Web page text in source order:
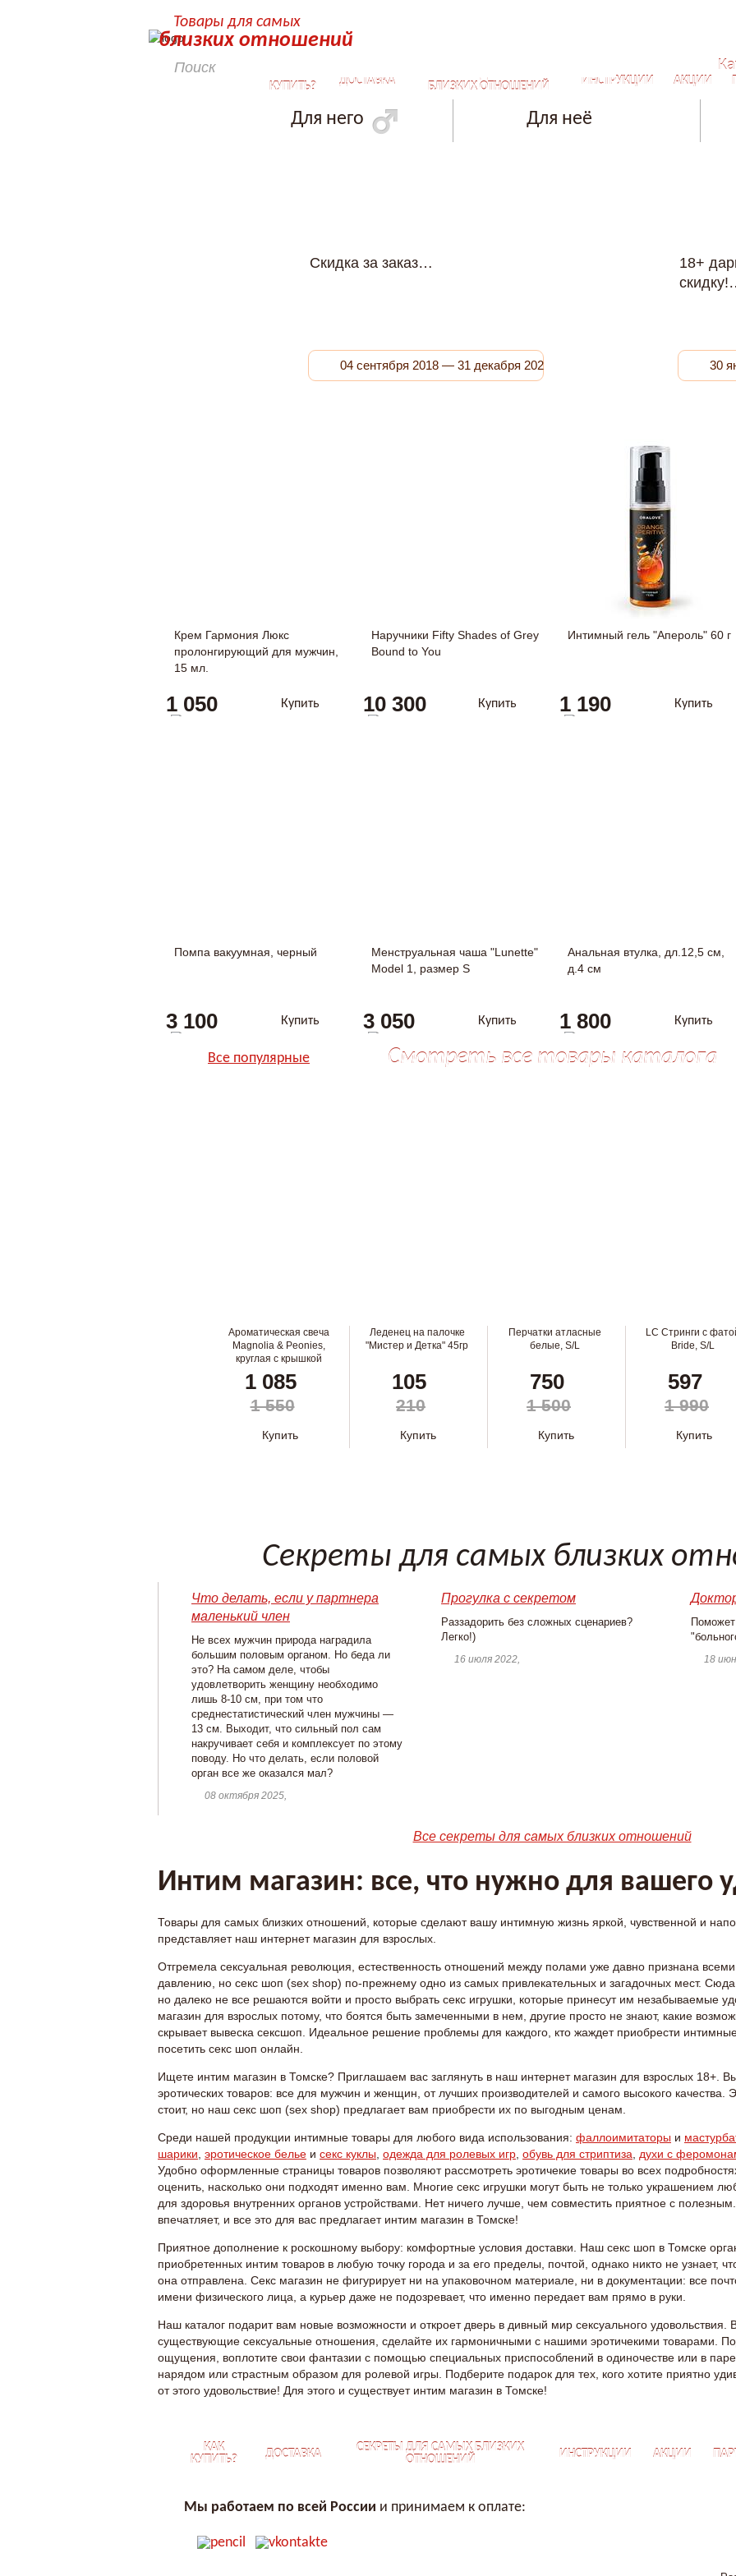
Товары для самых
близких отношений
КУПИТЬ?
ДОСТАВКА
СЕКРЕТЫ ДЛЯ САМЫХ
БЛИЗКИХ ОТНОШЕНИЙ
ИНСТРУКЦИИ АКЦИИ
Для него Для неё
Скидка за заказ…
04 сентября 2018 — 31 декабря 2028
18+
30
Крем Гармония Люкс
пролонгирующий для мужчин,
15 мл.
1 050 Купить
Наручники Fifty Shades of Grey
Bound to You
10 300 Купить
Интимный гель "Апероль" 60 г
1 190 Купить
Помпа вакуумная, черный
3 100 Купить
Менструальная чаша "Lunette"
Model 1, размер S
3 050 Купить
Анальная втулка, дл.12,5 см,
д.4 см
1 800 Купить
Все популярные Cмотреть все товары каталога
Ароматическая свеча
Magnolia & Peonies,
круглая с крышкой
1 085
1 550
Купить
Леденец на палочке
"Мистер и Детка" 45гр
105
210
Купить
Перчатки атласные
белые, S/L
750
1 500
Купить
LC Стринги с
Bride, S/L
597
1 990
Купить
Секреты для самых близких
Что делать, если у партнера
маленький член
Не всех мужчин природа наградила
большим половым органом. Но беда ли
это? На самом деле, чтобы
удовлетворить женщину необходимо
лишь 8-10 см, при том что
среднестатистический член мужчины —
13 см. Выходит, что сильный пол сам
накручивает себя и комплексует по этому
поводу. Но что делать, если половой
орган все же оказался мал?
08 октября 2025,
Прогулка с секретом
Раззадорить без сложных сценариев?
Легко!)
16 июля 2022,
Поможет
18
Все секреты для самых близких отношений
Интим магазин: все, что нужно для вашего
Товары для самых близких отношений, которые сделают вашу интимную жизнь яркой, чувственной и
представляет наш интернет магазин для взрослых.
Отгремела сексуальная революция, естественность отношений между полами уже давно признана
давлению, но секс шоп (sex shop) по-прежнему одно из самых привлекательных и загадочных мест.
но далеко не все решаются войти и просто выбрать секс игрушки, которые принесут им незабываемые
магазин для взрослых потому, что боятся быть замеченными в нем, другие просто не знают, какие
скрывает вывеска сексшоп. Идеальное решение проблемы для каждого, кто жаждет приобрести
посетить секс шоп онлайн.
Ищете интим магазин в Томске? Приглашаем вас заглянуть в наш интернет магазин для взрослых 18+.
эротических товаров: все для мужчин и женщин, от лучших производителей и самого высокого качества.
стоит, но наш секс шоп (sex shop) предлагает вам приобрести их по выгодным ценам.
Среди нашей продукции интимные товары для любого вида использования: фаллоимитаторы и
шарики эротическое белье и секс куклы одежда для ролевых игр обувь для стриптиза духи с
Удобно оформленные страницы товаров позволяют рассмотреть эротичекие товары во всех
оценить, насколько они подходят именно вам. Многие секс игрушки могут быть не только украшением
для здоровья внутренних органов устройствами. Нет ничего лучше, чем совместить приятное с
впечатляет, и все это для вас предлагает интим магазин в Томске!
Приятное дополнение к роскошному выбору: комфортные условия доставки. Наш секс шоп в Томске
приобретенных интим товаров в любую точку города и за его пределы, почтой, однако никто не узнает,
она отправлена. Секс магазин не фигурирует ни на упаковочном материале, ни в документации: все
имени физического лица, а курьер даже не подозревает, что именно передает вам прямо в руки.
Наш каталог подарит вам новые возможности и откроет дверь в дивный мир сексуального удовольствия.
существующие сексуальные отношения, сделайте их гармоничными с нашими эротичекими товарами.
ощущения, воплотите свои фантазии с помощью специальных приспособлений в одиночестве или в
нарядом или страстным образом для ролевой игры. Подберите подарок для тех, кого хотите приятно
от этого удовольствие! Для этого и существует интим магазин в Томске!
КАК
КУПИТЬ?
ДОСТАВКА
СЕКРЕТЫ ДЛЯ САМЫХ БЛИЗКИХ
ОТНОШЕНИЙ
ИНСТРУКЦИИ АКЦИИ
Мы работаем по всей России и принимаем к оплате: